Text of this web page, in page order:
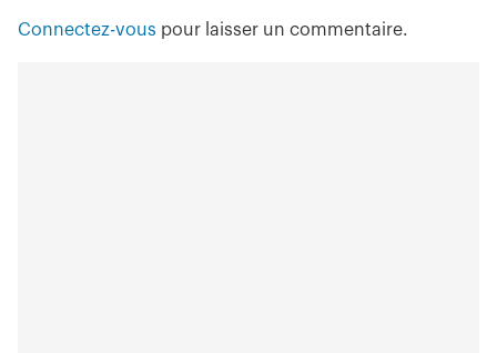
Connectez-vous pour laisser un commentaire.